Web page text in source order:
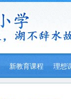
新教育课程 理想